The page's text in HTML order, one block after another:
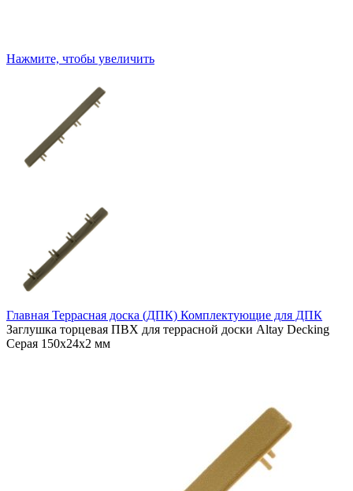
Нажмите, чтобы увеличить
Главная Террасная доска (ДПК) Комплектующие для ДПК
Заглушка торцевая ПВХ для террасной доски Altay Decking
Серая 150х24х2 мм